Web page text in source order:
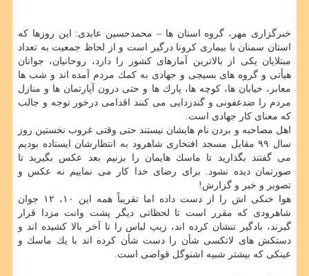
خبرگزاری مهر، گروه استان ها – محمدحسین عابدی: این روزها كه
استان سمنان با بیماری كرونا درگیر است و از لحاظ جمعیت به تعداد
مبتلایان یكی از بالاترین آمارهای كشور را دارد، روحانیان، جوانان
هیأتی و گروه های بسیجی و جهادی به كمك مردم آمده اند و شب ها
معابر، خیابان ها، كوچه ها، پارك ها و حتی درون آپارتمان ها و منازل
مردم را ضدعفونی و گندزدایی می كنند اقدامی درخور توجه و جالب
كه معنای كار جهادی است.
اهل مصاحبه و بردن نام هایشان نیستند حتی وقتی غروب نخستین روز
سال ۹۹ مقابل مسجد افتخاری شاهرود به انتظارشان ایستاده بودیم
می گفتند بگذارید تا ماسك هایمان را بزنیم بعد عكس بگیرید تا
صورتمان دیده نشود. برای رضای خدا كار می نماییم نه عكس و
تصویر و خبر و گزارش!
هوا خنكی اش را از دست داده اما تقریباً همه این ۱۰، ۱۲ جوان
شاهرودی كه مقرر است تا لحظاتی دیگر پشت وانت مزدا قرار
گیرند، بادگیر تنشان كرده اند، زیپ لباس را تا آخر بالا كشیده اند و
دستكش های لاتكسی شأن را دست شأن كرده اند با یك ماسك و
عینكی كه بیشتر شبیه اشنوگل قواصی است.